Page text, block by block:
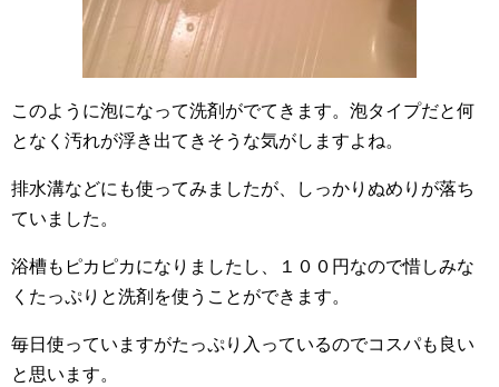
このように泡になって洗剤がでてきます。泡タイプだと何
となく汚れが浮き出てきそうな気がしますよね。
排水溝などにも使ってみましたが、しっかりぬめりが落ち
ていました。
浴槽もピカピカになりましたし、１００円なので惜しみな
くたっぷりと洗剤を使うことができます。
毎日使っていますがたっぷり入っているのでコスパも良い
と思います。